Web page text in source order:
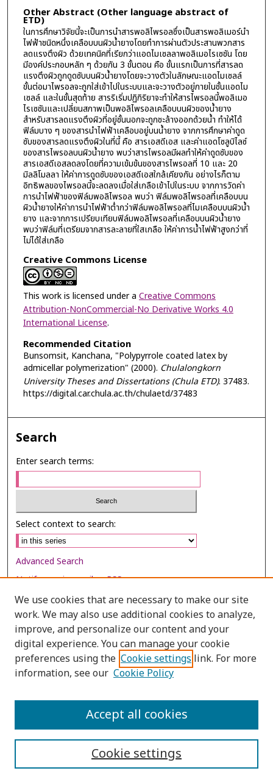
Other Abstract (Other language abstract of
ETD)
ในการศึกษาวิจัยนี้จะเป็นการนำสารพอลิไพรอลซึ่งเป็นสารพอลิเมอร์นำ
ไฟฟ้าชนิดหนึ่งเคลือบบนผิวน้ำยางโดยทำการผ่านตัวประสานพวกสาร
ลดแรงตึงผิว ด้วยเทคนิคที่เรียกว่าแอดไมเซลลาพอลิเมอไรเซชัน โดย
มีองค์ประกอบหลัก ๆ ด้วยกัน 3 ขั้นตอน คือ ขั้นแรกเป็นการที่สารลด
แรงตึงผิวถูกดูดซับบนผิวน้ำยางโดยจะวางตัวในลักษณะแอดไมเซลล์
ขั้นต่อมาไพรอลจะถูกใส่เข้าไปในระบบและจะวางตัวอยู่ภายในชั้นแอดไม
เซลล์ และในขั้นสุดท้าย สารริเริ่มปฏิกิริยาจะทำให้สารไพรอลนี้พอลิเมอ
ไรเซชันและเปลี่ยนสภาพเป็นพอลิไพรอลเคลือบบนผิวของน้ำยาง
สำหรับสารลดแรงตึงผิวที่อยู่ชั้นนอกจะถูกชะล้างออกด้วยน้ำ ทำให้ได้
ฟิล์มบาง ๆ ของสารนำไฟฟ้าเคลือบอยู่บนน้ำยาง จากการศึกษาค่าดูด
ซับของสารลดแรงตึงผิวในที่นี้ คือ สารเอสดีเอส และค่าแอดโซลูบิไลซ์
ของสารไพรอลบนผิวน้ำยาง พบว่าสารไพรอลมีผลทำให้ค่าดูดซับของ
สารเอสดีเอสลดลงโดยที่ความเข้มข้นของสารไพรอลที่ 10 และ 20
มิลลิโมลลา ให้ค่าการดูดซับของเอสดีเอสใกล้เคียงกัน อย่างไรก็ตาม
อิทธิพลของไพรอลนี้จะลดลงเมื่อใส่เกลือเข้าไปในระบบ จากการวัดค่า
การนำไฟฟ้าของฟิล์มพอลิไพรอล พบว่า ฟิล์มพอลิไพรอลที่เคลือบบน
ผิวน้ำยางให้ค่าการนำไฟฟ้าต่ำกว่าฟิล์มพอลิไพรอลที่ไมเคลือบบนผิวน้ำ
ยาง และจากการเปรียบเทียบฟิล์มพอลิไพรอลที่เคลือบบนผิวน้ำยาง
พบว่าฟิล์มที่เตรียมจากสารละลายที่ใสเกลือ ให้ค่าการน้ำไฟฟ้าสูงกว่าที่
ไม่ได้ใส่เกลือ
Creative Commons License
This work is licensed under a Creative Commons
Attribution-NonCommercial-No Derivative Works 4.0
International License.
Recommended Citation
Bunsomsit, Kanchana, "Polypyrrole coated latex by
admicellar polymerization" (2000). Chulalongkorn
University Theses and Dissertations (Chula ETD). 37483.
https://digital.car.chula.ac.th/chulaetd/37483
Search
Enter search terms:
Select context to search:
Advanced Search
Notify me via email orRSS
Browse
Collections
Disciplines
Authors
We use cookies that are necessary to make our site
work. We may also use additional cookies to analyze,
improve, and personalize our content and your
digital experience. You can manage your cookie
preferences using the Cookie settings link. For more
information, see our Cookie Policy
Cookie settings
Accept all cookies